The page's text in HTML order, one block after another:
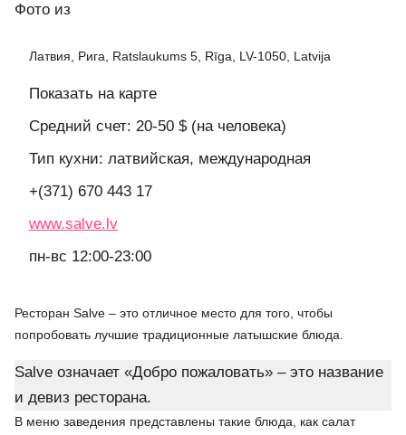
Фото из
Латвия, Рига, Ratslaukums 5, Rīga, LV-1050, Latvija
Показать на карте
Средний счет: 20-50 $ (на человека)
Тип кухни: латвийская, международная
+(371) 670 443 17
www.salve.lv
пн-вс 12:00-23:00
Ресторан Salve – это отличное место для того, чтобы
попробовать лучшие традиционные латышские блюда.
Salve означает «Добро пожаловать» – это название
и девиз ресторана.
В меню заведения представлены такие блюда, как салат